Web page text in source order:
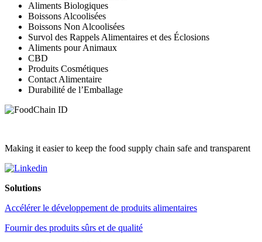
Aliments Biologiques
Boissons Alcoolisées
Boissons Non Alcoolisées
Survol des Rappels Alimentaires et des Éclosions
Aliments pour Animaux
CBD
Produits Cosmétiques
Contact Alimentaire
Durabilité de l’Emballage
Making it easier to keep the food supply chain safe and transparent
Solutions
Accélérer le développement de produits alimentaires
Fournir des produits sûrs et de qualité